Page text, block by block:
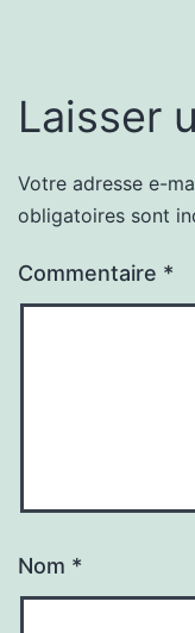
Laisser
Votre adresse e-
obligatoires sont
Commentaire *
Nom *